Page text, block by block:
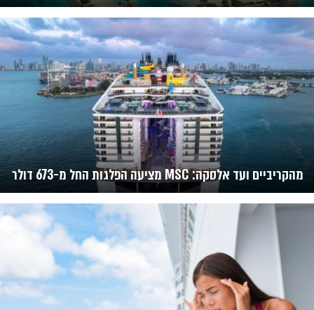
מהקריביים ועד אלסקה: MSC מציעה הפלגות החל מ-673 דולר